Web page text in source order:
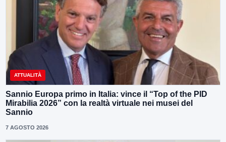
ATTUALITÀ
Sannio Europa primo in Italia: vince il “Top of the PID
Mirabilia 2026” con la realtà virtuale nei musei del
Sannio
7 AGOSTO 2026